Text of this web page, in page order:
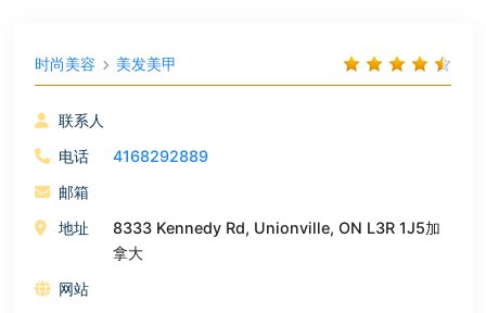
时尚美容 美发美甲
联系人
电话
4168292889
邮箱
地址
8333 Kennedy Rd, Unionville, ON L3R 1J5加
拿大
网站